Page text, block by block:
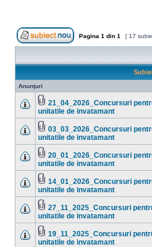
Scrie un subiect nou
Pagina 1 din 1 [ 17
Anunţuri
Nu
sunt
mesaje
necitite
Fişier(e)
ataşat(e)
21_04_2026_Concursuri
unitatile de invatamant
Nu
sunt
mesaje
necitite
Fişier(e)
ataşat(e)
03_03_2026_Concursuri
unitatile de invatamant
Nu
sunt
mesaje
necitite
Fişier(e)
ataşat(e)
20_01_2026_Concursuri
unitatile de invatamant
Nu
sunt
mesaje
necitite
Fişier(e)
ataşat(e)
14_01_2026_Concursuri
unitatile de invatamant
Nu
sunt
mesaje
necitite
Fişier(e)
ataşat(e)
27_11_2025_Concursuri
unitatile de invatamant
Nu
Fişier(e)
19_11_2025_Concursuri
unitatile de invatamant